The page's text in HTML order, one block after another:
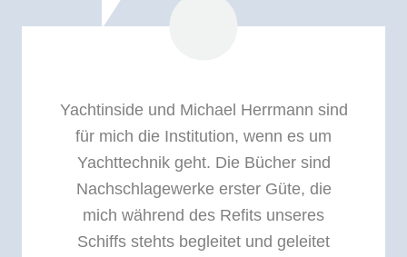
Yachtinside und Michael Herrmann sind
für mich die Institution, wenn es um
Yachttechnik geht. Die Bücher sind
Nachschlagewerke erster Güte, die
mich während des Refits unseres
Schiffs stehts begleitet und geleitet